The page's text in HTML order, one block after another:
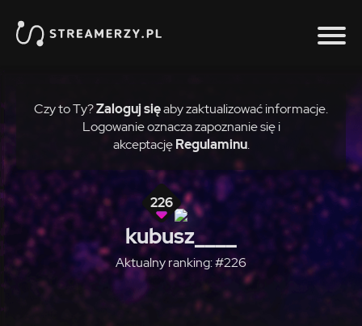
Czy to Ty?Zaloguj sięaby zaktualizować informacje.
Logowanie oznacza zapoznanie się i
akceptację Regulaminu.
226
kubusz____
Aktualny ranking: #226